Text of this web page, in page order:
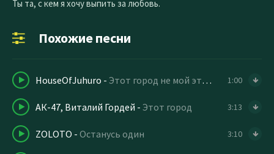
Ты та, с кем я хочу выпить за любовь.
Похожие песни
HouseOfJuhuro - Этот город не мой эти цепи долой 1:00
АК-47, Виталий Гордей - Этот город 3:13
ZOLOTO - Останусь один 3:10